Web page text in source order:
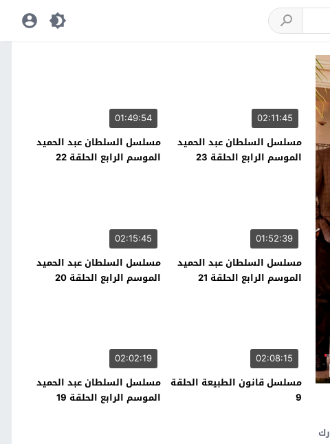
02:11:45
مسلسل السلطان عبد الحميد
الموسم الرابع الحلقة 23
01:49:54
مسلسل السلطان عبد الحميد
الموسم الرابع الحلقة 22
01:52:39
مسلسل السلطان عبد الحميد
الموسم الرابع الحلقة 21
02:15:45
مسلسل السلطان عبد الحميد
الموسم الرابع الحلقة 20
02:08:15
مسلسل قانون الطبيعة الحلقة
9
02:02:19
مسلسل السلطان عبد الحميد
الموسم الرابع الحلقة 19